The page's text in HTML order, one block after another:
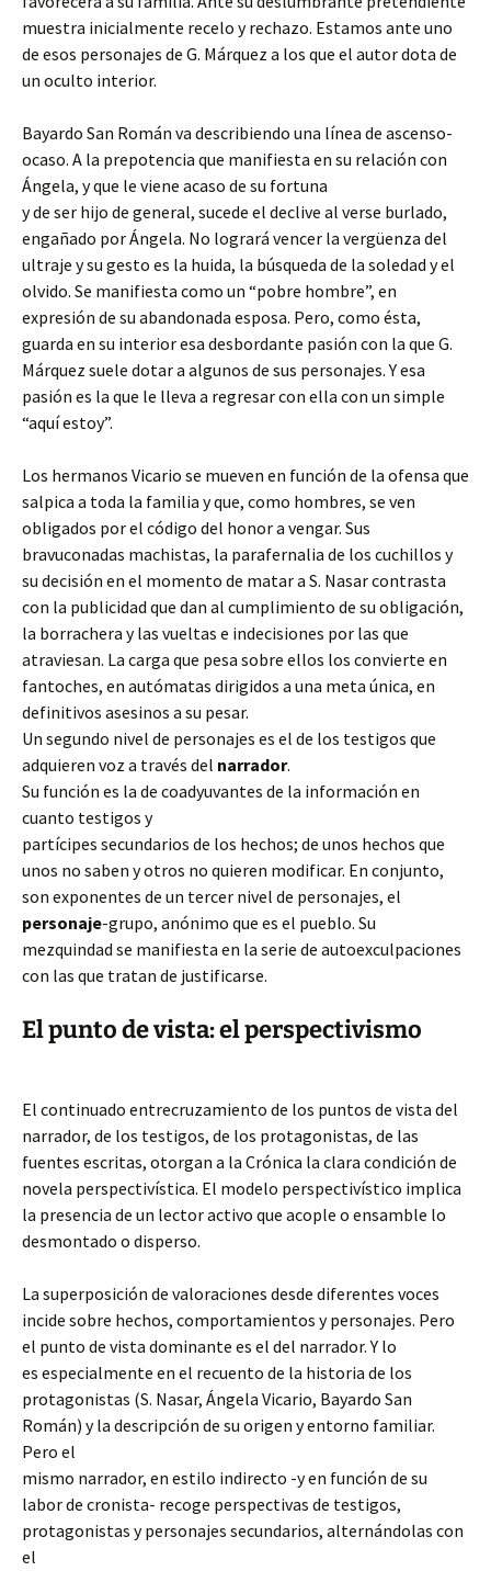
muestra inicialmente recelo y rechazo. Estamos ante uno
de esos personajes de G. Márquez a los que el autor dota de
un oculto interior.
Bayardo San Román va describiendo una línea de ascenso-
ocaso. A la prepotencia que manifiesta en su relación con
Ángela, y que le viene acaso de su fortuna
y de ser hijo de general, sucede el declive al verse burlado,
engañado por Ángela. No logrará vencer la vergüenza del
ultraje y su gesto es la huida, la búsqueda de la soledad y el
olvido. Se manifiesta como un “pobre hombre”, en
expresión de su abandonada esposa. Pero, como ésta,
guarda en su interior esa desbordante pasión con la que G.
Márquez suele dotar a algunos de sus personajes. Y esa
pasión es la que le lleva a regresar con ella con un simple
“aquí estoy”.
Los hermanos Vicario se mueven en función de la ofensa que
salpica a toda la familia y que, como hombres, se ven
obligados por el código del honor a vengar. Sus
bravuconadas machistas, la parafernalia de los cuchillos y
su decisión en el momento de matar a S. Nasar contrasta
con la publicidad que dan al cumplimiento de su obligación,
la borrachera y las vueltas e indecisiones por las que
atraviesan. La carga que pesa sobre ellos los convierte en
fantoches, en autómatas dirigidos a una meta única, en
definitivos asesinos a su pesar.
Un segundo nivel de personajes es el de los testigos que
adquieren voz a través del narrador.
Su función es la de coadyuvantes de la información en
cuanto testigos y
partícipes secundarios de los hechos; de unos hechos que
unos no saben y otros no quieren modificar. En conjunto,
son exponentes de un tercer nivel de personajes, el
personaje-grupo, anónimo que es el pueblo. Su
mezquindad se manifiesta en la serie de autoexculpaciones
con las que tratan de justificarse.
El punto de vista: el perspectivismo
El continuado entrecruzamiento de los puntos de vista del
narrador, de los testigos, de los protagonistas, de las
fuentes escritas, otorgan a la Crónica la clara condición de
novela perspectivística. El modelo perspectivístico implica
la presencia de un lector activo que acople o ensamble lo
desmontado o disperso.
La superposición de valoraciones desde diferentes voces
incide sobre hechos, comportamientos y personajes. Pero
el punto de vista dominante es el del narrador. Y lo
es especialmente en el recuento de la historia de los
protagonistas (S. Nasar, Ángela Vicario, Bayardo San
Román) y la descripción de su origen y entorno familiar.
Pero el
mismo narrador, en estilo indirecto -y en función de su
labor de cronista- recoge perspectivas de testigos,
protagonistas y personajes secundarios, alternándolas con
el